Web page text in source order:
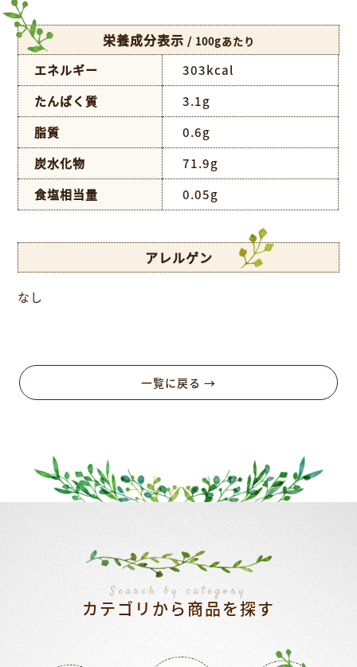
栄養成分表示 / 100gあたり
エネルギー
303kcal
たんぱく質
3.1g
脂質
0.6g
炭水化物
71.9g
食塩相当量
0.05g
アレルゲン
なし
一覧に戻る →
Search by category
カテゴリから商品を探す